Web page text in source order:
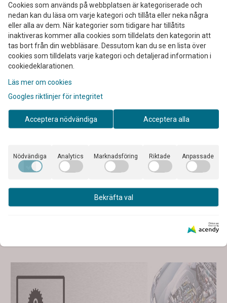
Easy Gear
GAT Power Steering Care
198 kr
Cookies som används på webbplatsen är kategoriserade och
nedan kan du läsa om varje kategori och tillåta eller neka några
eller alla av dem. När kategorier som tidigare har tillåtits
inaktiveras kommer alla cookies som tilldelats den kategorin att
tas bort från din webbläsare. Dessutom kan du se en lista över
cookies som tilldelats varje kategori och detaljerad information i
cookiedeklarationen.
Läs mer om cookies
Googles riktlinjer för integritet
Acceptera nödvändiga Acceptera alla
Nödvändiga Analytics Marknadsföring Riktade Anpassade
Bekräfta val
Drivs av